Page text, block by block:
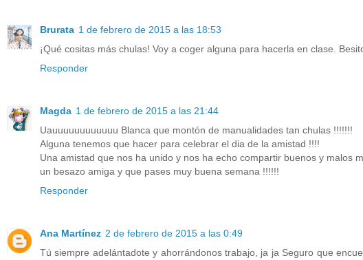
Brurata 1 de febrero de 2015 a las 18:53
¡Qué cositas más chulas! Voy a coger alguna para hacerla en clase.
Responder
Magda 1 de febrero de 2015 a las 21:44
Uauuuuuuuuuuuu Blanca que montón de manualidades tan chulas !!!!!!!
Alguna tenemos que hacer para celebrar el dia de la amistad !!!!
Una amistad que nos ha unido y nos ha echo compartir buenos y malos
un besazo amiga y que pases muy buena semana !!!!!!
Responder
Ana Martínez 2 de febrero de 2015 a las 0:49
Tú siempre adelántadote y ahorrándonos trabajo, ja ja Seguro que